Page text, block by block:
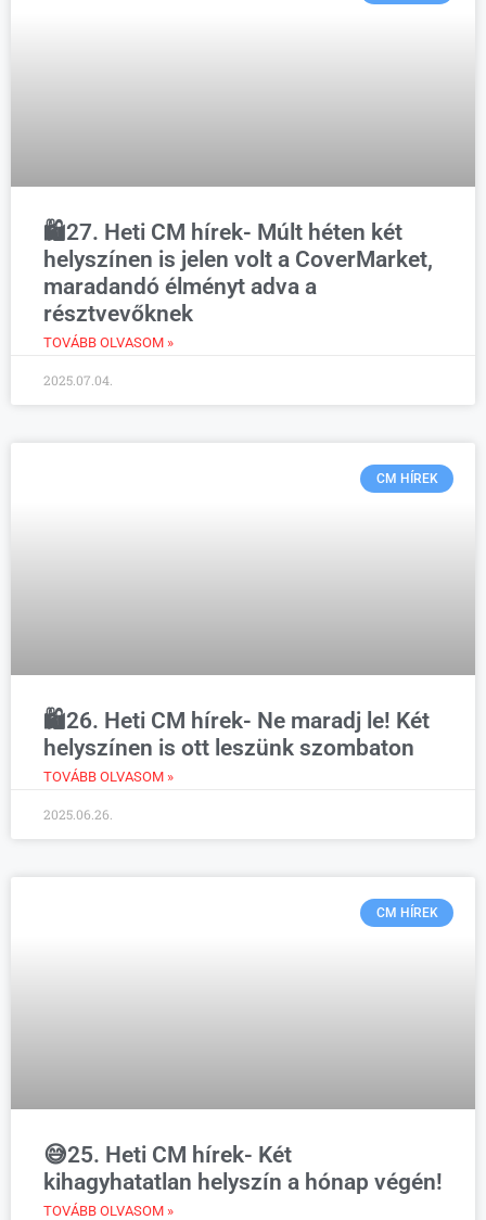
🛍️27. Heti CM hírek- Múlt héten két
helyszínen is jelen volt a CoverMarket,
maradandó élményt adva a
résztvevőknek
TOVÁBB OLVASOM »
2025.07.04.
CM HÍREK
🛍️26. Heti CM hírek- Ne maradj le! Két
helyszínen is ott leszünk szombaton
TOVÁBB OLVASOM »
2025.06.26.
CM HÍREK
😅25. Heti CM hírek- Két
kihagyhatatlan helyszín a hónap végén!
TOVÁBB OLVASOM »